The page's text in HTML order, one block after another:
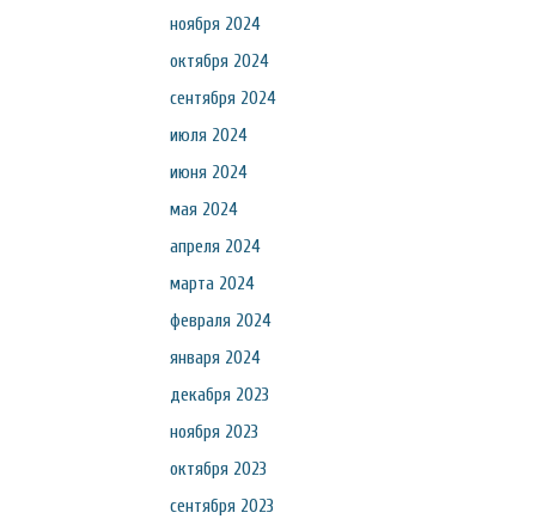
ноября 2024
октября 2024
сентября 2024
июля 2024
июня 2024
мая 2024
апреля 2024
марта 2024
февраля 2024
января 2024
декабря 2023
ноября 2023
октября 2023
сентября 2023